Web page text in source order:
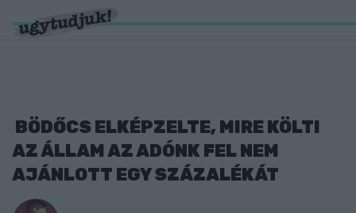
BÖDŐCS ELKÉPZELTE, MIRE KÖLTI
AZ ÁLLAM AZ ADÓNK FEL NEM
AJÁNLOTT EGY SZÁZALÉKÁT